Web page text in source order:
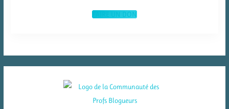
FAIRE UN DON